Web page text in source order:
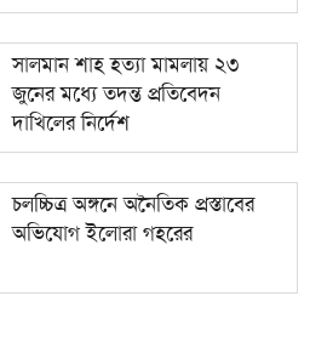
সালমান শাহ হত্যা মামলায় ২৩
জুনের মধ্যে তদন্ত প্রতিবেদন
দাখিলের নির্দেশ
চলচ্চিত্র অঙ্গনে অনৈতিক প্রস্তাবের
অভিযোগ ইলোরা গহরের